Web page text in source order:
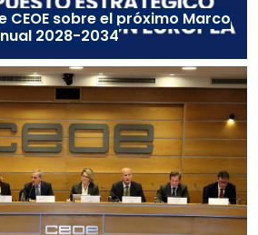
CEOE sobre el próximo Marco
2028-2034